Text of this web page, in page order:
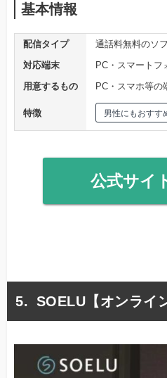
基本情報
配信タイプ
通話料無料のソ
対応端末
PC・スマートフ
用意するもの
PC・スマホ等の
特徴 男性にもおすす
公式サイ
SOELU【オンライ